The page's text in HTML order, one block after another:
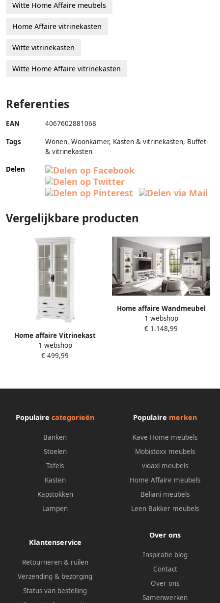
Witte Home Affaire meubels
Home Affaire vitrinekasten
Witte vitrinekasten
Witte Home Affaire vitrinekasten
Referenties
EAN 4067602881068
Tags
Wonen, Woonkamer, Kasten & vitrinekasten, Buffet-
& vitrinekasten
Delen
Vergelijkbare producten
Home affaire Vitrinekast
Royal Hoogte ca. 192 cm
getinte glazen panelen
1 webshop
€ 499,99
Home affaire Wandmeubel
Royal Bestaand uit 2
vitrinekasten 1 tv-meubel en
1 webshop
€ 1.148,99
Populaire categorieën
Banken
Stoelen
Tafels
Kasten
Kapstokken
Lampen
Populaire merken
Kave Home meubels
Mobistoxx meubels
vidaxl meubels
Home Affaire meubels
Beliani meubels
Leen Bakker meubels
Klantenservice
Retourneren & ruilen
Verzending & bezorging
Status van bestelling
Over ons
Inspiratie blog
Contact
Over ons
Samenwerken